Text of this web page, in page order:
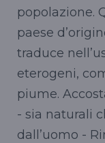
popolazione.
paese
traduce
eterogeni,
piume.
- sia naturali
dall’uomo -